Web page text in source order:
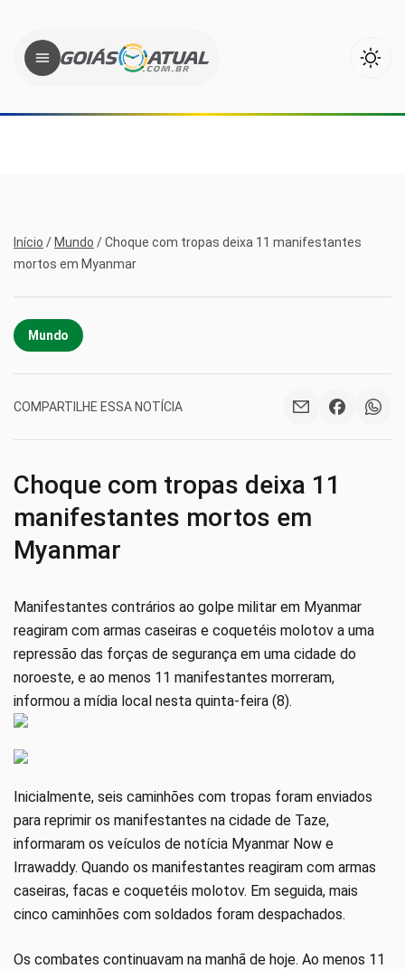
Início / Mundo /Choque com tropas deixa 11 manifestantes
mortos em Myanmar
Mundo
COMPARTILHE ESSA NOTÍCIA
Choque com tropas deixa 11
manifestantes mortos em
Myanmar
Manifestantes contrários ao golpe militar em Myanmar
reagiram com armas caseiras e coquetéis molotov a uma
repressão das forças de segurança em uma cidade do
noroeste, e ao menos 11 manifestantes morreram,
informou a mídia local nesta quinta-feira (8).
Inicialmente, seis caminhões com tropas foram enviados
para reprimir os manifestantes na cidade de Taze,
informaram os veículos de notícia Myanmar Now e
Irrawaddy. Quando os manifestantes reagiram com armas
caseiras, facas e coquetéis molotov. Em seguida, mais
cinco caminhões com soldados foram despachados.
Os combates continuavam na manhã de hoje. Ao menos 11